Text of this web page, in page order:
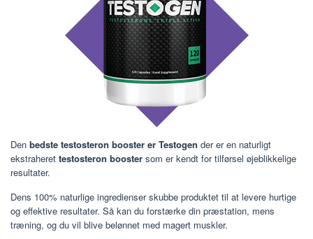
Den bedste testosteron booster er Testogen der er en naturligt
ekstraheret testosteron booster som er kendt for tilførsel øjeblikkelige
resultater.
Dens 100% naturlige ingredienser skubbe produktet til at levere hurtige
og effektive resultater. Så kan du forstærke din præstation, mens
træning, og du vil blive belønnet med magert muskler.